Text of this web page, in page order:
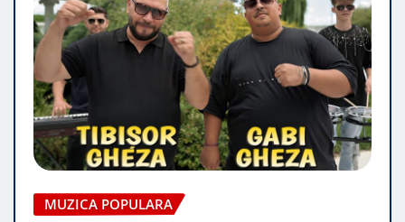
MUZICA POPULARA